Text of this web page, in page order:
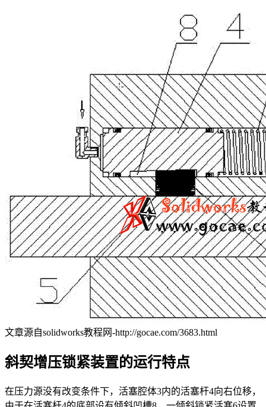
文章源自solidworks教程网-http://gocae.com/3683.html
斜契增压锁紧装置的运行特点
在压力源没有改变条件下，活塞腔体3内的活塞杆4向右位移，